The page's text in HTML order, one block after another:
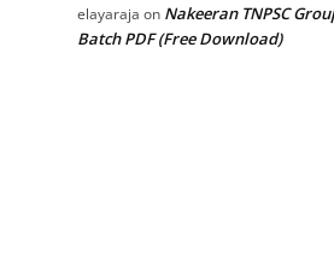
elayaraja on Nakeeran TNPSC
Batch PDF (Free Download)